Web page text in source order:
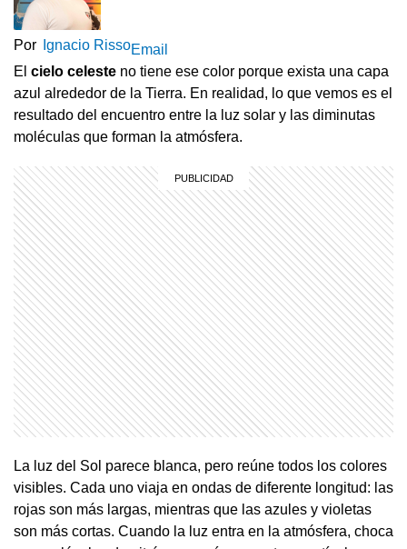
Por Ignacio RissoEmail
El cielo celeste no tiene ese color porque exista una capa
azul alrededor de la Tierra. En realidad, lo que vemos es el
resultado del encuentro entre la luz solar y las diminutas
moléculas que forman la atmósfera.
La luz del Sol parece blanca, pero reúne todos los colores
visibles. Cada uno viaja en ondas de diferente longitud: las
rojas son más largas, mientras que las azules y violetas
son más cortas. Cuando la luz entra en la atmósfera, choca